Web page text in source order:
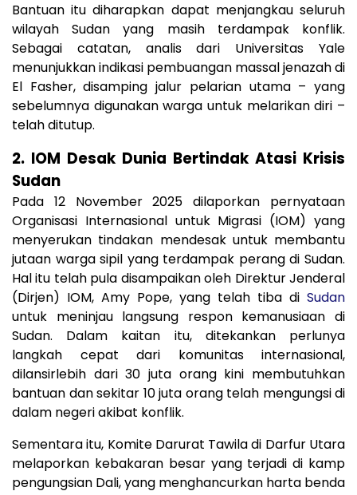
Bantuan itu diharapkan dapat menjangkau seluruh
wilayah Sudan yang masih terdampak konflik.
Sebagai catatan, analis dari Universitas Yale
menunjukkan indikasi pembuangan massal jenazah di
El Fasher, disamping jalur pelarian utama – yang
sebelumnya digunakan warga untuk melarikan diri –
telah ditutup.
2. IOM Desak Dunia Bertindak Atasi Krisis
Sudan
Pada 12 November 2025 dilaporkan pernyataan
Organisasi Internasional untuk Migrasi (IOM) yang
menyerukan tindakan mendesak untuk membantu
jutaan warga sipil yang terdampak perang di Sudan.
Hal itu telah pula disampaikan oleh Direktur Jenderal
(Dirjen) IOM, Amy Pope, yang telah tiba di Sudan
untuk meninjau langsung respon kemanusiaan di
Sudan. Dalam kaitan itu, ditekankan perlunya
langkah cepat dari komunitas internasional,
dilansirlebih dari 30 juta orang kini membutuhkan
bantuan dan sekitar 10 juta orang telah mengungsi di
dalam negeri akibat konflik.
Sementara itu, Komite Darurat Tawila di Darfur Utara
melaporkan kebakaran besar yang terjadi di kamp
pengungsian Dali, yang menghancurkan harta benda